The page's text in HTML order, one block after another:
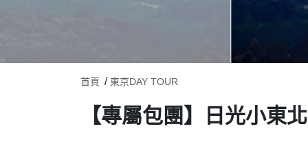
首頁 東京DAY TOUR
【專屬包團】日光小東北